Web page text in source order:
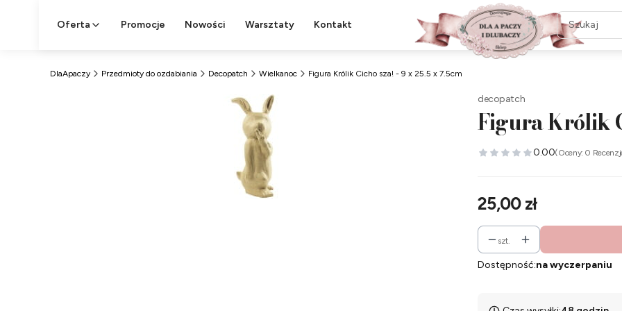
Oferta Promocje Nowości Warsztaty Kontakt
DlaApaczy Przedmioty do ozdabiania Decopatch Wielkanoc Figura Królik Cicho sza! - 9 x 25.5 x 7.5cm
decopatch
Figura Królik
0.00(Oceny: 0
Cena
25,00 zł
szt.
Dostępność:na wyczerpaniu